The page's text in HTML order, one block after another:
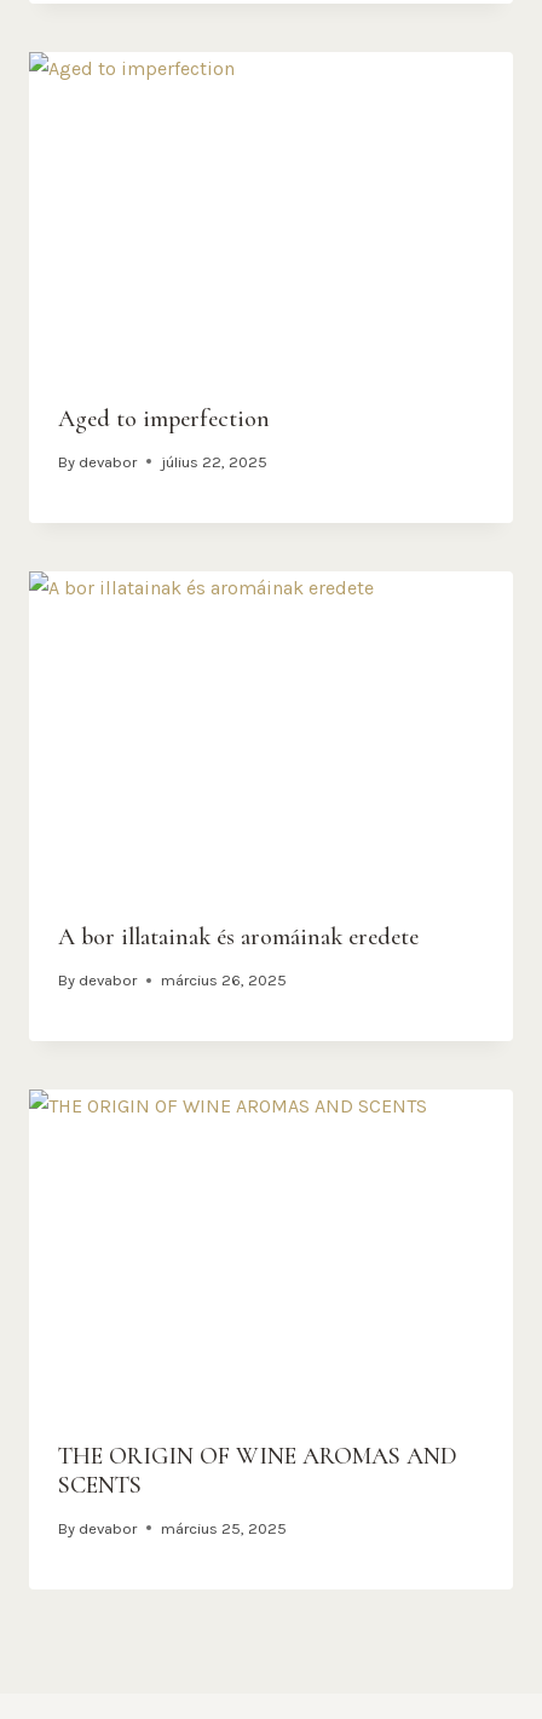
Aged to imperfection
By devabor július 22, 2025
A bor illatainak és aromáinak eredete
By devabor március 26, 2025
THE ORIGIN OF WINE AROMAS AND
SCENTS​
By devabor március 25, 2025